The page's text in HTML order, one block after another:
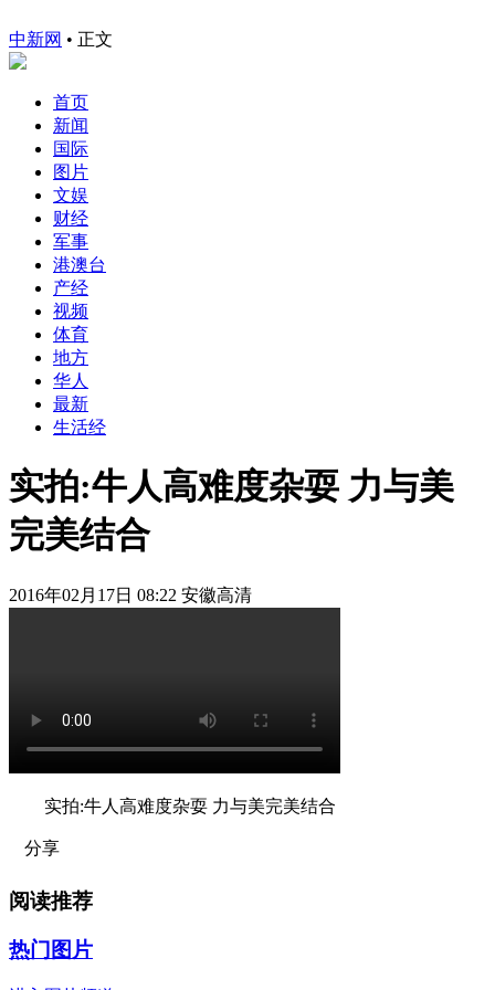
中新网 • 正文
首页
新闻
国际
图片
文娱
财经
军事
港澳台
产经
视频
体育
地方
华人
最新
生活经
实拍:牛人高难度杂耍 力与美
完美结合
2016年02月17日 08:22 安徽高清
实拍:牛人高难度杂耍 力与美完美结合
分享
阅读推荐
热门图片